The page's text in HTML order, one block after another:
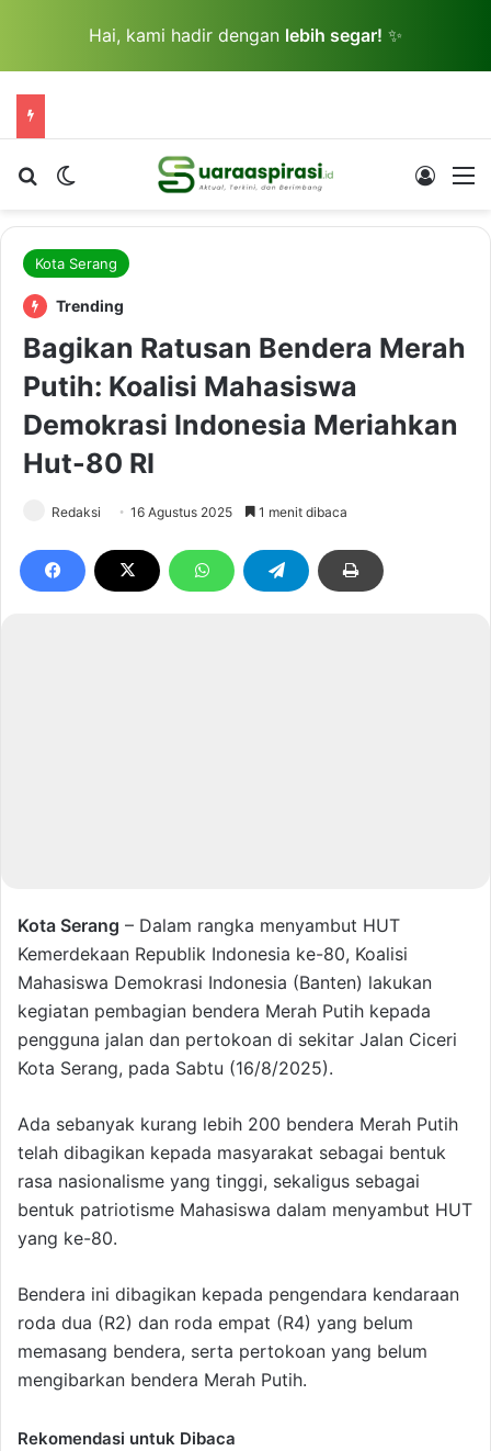
Hai, kami hadir dengan lebih segar! ✨
Cari berita...Switch skin Log In
Kota Serang
Trending
Bagikan Ratusan Bendera Merah
Putih: Koalisi Mahasiswa
Demokrasi Indonesia Meriahkan
Hut-80 RI
Redaksi 16 Agustus 2025 1 menit dibaca
Kota Serang – Dalam rangka menyambut HUT
Kemerdekaan Republik Indonesia ke-80, Koalisi
Mahasiswa Demokrasi Indonesia (Banten) lakukan
kegiatan pembagian bendera Merah Putih kepada
pengguna jalan dan pertokoan di sekitar Jalan Ciceri
Kota Serang, pada Sabtu (16/8/2025).
Ada sebanyak kurang lebih 200 bendera Merah Putih
telah dibagikan kepada masyarakat sebagai bentuk
rasa nasionalisme yang tinggi, sekaligus sebagai
bentuk patriotisme Mahasiswa dalam menyambut HUT
yang ke-80.
Bendera ini dibagikan kepada pengendara kendaraan
roda dua (R2) dan roda empat (R4) yang belum
memasang bendera, serta pertokoan yang belum
mengibarkan bendera Merah Putih.
Rekomendasi untuk Dibaca